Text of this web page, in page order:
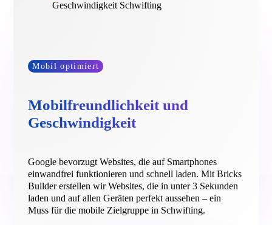
Mobilfreundlichkeit und
Geschwindigkeit
Mobil optimiert
Google bevorzugt Websites, die auf Smartphones
einwandfrei funktionieren und schnell laden. Mit Bricks
Builder erstellen wir Websites, die in unter 3 Sekunden
laden und auf allen Geräten perfekt aussehen – ein
Muss für die mobile Zielgruppe in Schwifting.